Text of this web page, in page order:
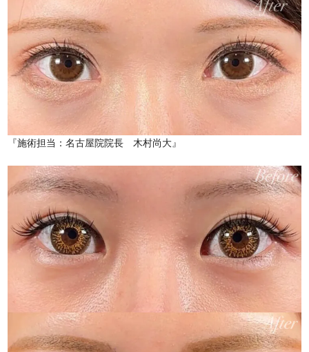
『施術担当：名古屋院院長 木村尚大』